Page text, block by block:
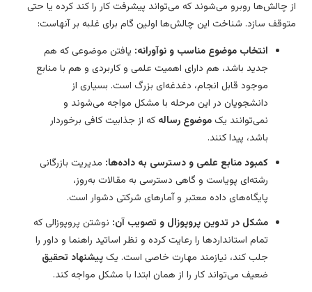
چالش‌ها روبرو می‌شوند که می‌تواند پیشرفت کار را کند کرده یا حتی
سازد. شناخت این چالش‌ها اولین گام برای غلبه بر آنهاست:
انتخاب موضوع مناسب و نوآورانه:یافتن موضوعی که هم
جدید باشد، هم دارای اهمیت علمی و کاربردی و هم با منابع
موجود قابل انجام، دغدغه‌ای بزرگ است. بسیاری از
دانشجویان در این مرحله با مشکل مواجه می‌شوند و
نمی‌توانند یکموضوع رساله که از جذابیت کافی برخوردار
باشد، پیدا کنند.
کمبود منابع علمی و دسترسی به داده‌ها:مدیریت بازرگانی
رشته‌ای پویاست و گاهی دسترسی به مقالات به‌روز،
پایگاه‌های داده معتبر و آمارهای شرکتی دشوار است.
مشکل در تدوین پروپوزال و تصویب آن:نوشتن پروپوزالی که
تمام استانداردها را رعایت کرده و نظر اساتید راهنما و داور را
جلب کند، نیازمند مهارت خاصی است. یکپیشنهاد تحقیق
ضعیف می‌تواند کار را از همان ابتدا با مشکل مواجه کند.